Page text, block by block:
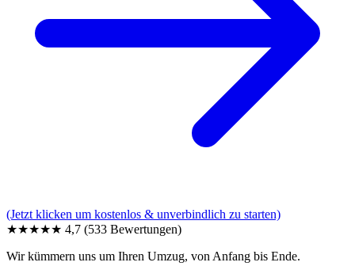
(Jetzt klicken um kostenlos & unverbindlich zu starten)
★★★★★ 4,7 (533 Bewertungen)
Wir kümmern uns um Ihren Umzug, von Anfang bis Ende.